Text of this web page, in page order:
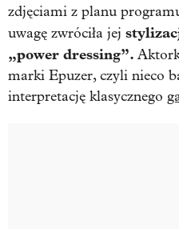
zdjęciami z planu
uwagę zwróciła jej
„power dressing”.
marki Epuzer, czyli nieco
interpretację klasycznego